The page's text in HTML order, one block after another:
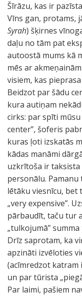
Šīrāzu, kas ir
Vīns gan, protams,
Syrah) šķirnes
daļu no tām pat
autoostā mums kā
mēs ar
visiem, kas
Beidzot par šādu
kura autiņam
cirks: par spīti
center”, šoferis
kuras ļoti izskatās
kādas manāmi
uzkrītoša ir taksista
personālu.
lētāku viesnīcu, bet
„very expensive”.
pārbaudīt, taču tur
„tulkojumā”
Drīz saprotam, ka
apzināti izvēloties
(acīmredzot katram
un par tūrista
Par laimi, pašiem